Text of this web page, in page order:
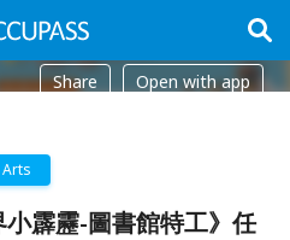
Share Open with app
Arts
霹靂-圖書館特工》任